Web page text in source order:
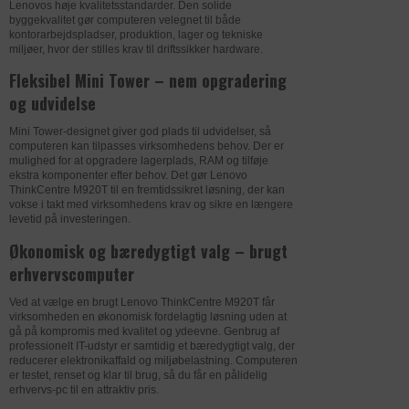
Navn ASP.NET_SessionId
Udbyder uniplus.dk
DATABEHANDLER
Formål
Registrerer hvilken server-klynge, der
betjener den besøgende. Dette bruges i
sammenhæng med load balancing for at
optimere brugeroplevelsen.
eements-and-terms/privacy-policy/
Navn AWSALBCORS
Udbyder zopim.com
DATABEHANDLER
GOOGLE
adfærd på websitet, hvorefter der på
Privatlivspolitikhttps://policies.google.com/privacy?
hl=da-dk
Udløb 2 år
Udbyder uniplus.dk
DATABEHANDLER
GOOGLE
Formål
Anvendes til indsamling af brugernes
adfærd på websitet, hvorefter der på
MARKETING
Marketing-cookies bruges til at
genkende besøgende på tværs af
Vi bruger dem til at vise annoncer, der er
DATABEHANDLER
ZENDESK
Formål
Bevarer brugerstater på tværs af
sideanmodninger.
eements-and-terms/privacy-policy/
Navn __zlcmid
Udbyder uniplus.dk
Lenovos høje kvalitetsstandarder. Den solide
byggekvalitet gør computeren velegnet til både
kontorarbejdspladser, produktion, lager og tekniske
miljøer, hvor der stilles krav til driftssikker hardware.
Fleksibel Mini Tower – nem opgradering
og udvidelse
Mini Tower-designet giver god plads til udvidelser, så
computeren kan tilpasses virksomhedens behov. Der er
mulighed for at opgradere lagerplads, RAM og tilføje
ekstra komponenter efter behov. Det gør Lenovo
ThinkCentre M920T til en fremtidssikret løsning, der kan
vokse i takt med virksomhedens krav og sikre en længere
levetid på investeringen.
Økonomisk og bæredygtigt valg – brugt
erhvervscomputer
Ved at vælge en brugt Lenovo ThinkCentre M920T får
virksomheden en økonomisk fordelagtig løsning uden at
gå på kompromis med kvalitet og ydeevne. Genbrug af
professionelt IT-udstyr er samtidig et bæredygtigt valg, der
reducerer elektronikaffald og miljøbelastning. Computeren
er testet, renset og klar til brug, så du får en pålidelig
erhvervs-pc til en attraktiv pris.